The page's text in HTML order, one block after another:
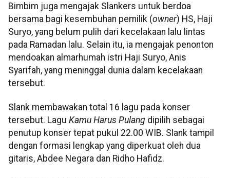
Bimbim juga mengajak Slankers untuk berdoa
bersama bagi kesembuhan pemilik (owner) HS, Haji
Suryo, yang belum pulih dari kecelakaan lalu lintas
pada Ramadan lalu. Selain itu, ia mengajak penonton
mendoakan almarhumah istri Haji Suryo, Anis
Syarifah, yang meninggal dunia dalam kecelakaan
tersebut.
Slank membawakan total 16 lagu pada konser
tersebut. Lagu Kamu Harus Pulang dipilih sebagai
penutup konser tepat pukul 22.00 WIB. Slank tampil
dengan formasi lengkap yang diperkuat oleh dua
gitaris, Abdee Negara dan Ridho Hafidz.